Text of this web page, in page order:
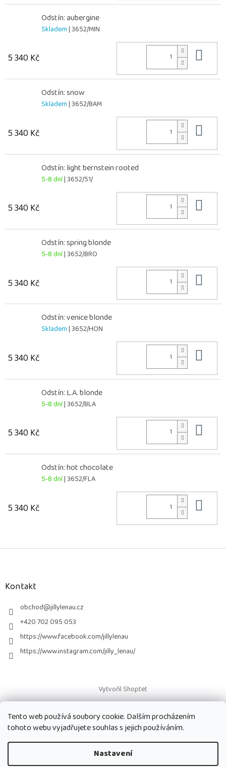
Tento web používá soubory cookie. Dalším procházením
tohoto webu vyjadřujete souhlas s jejich používáním.
Nastavení
Odstín: aubergine
Skladem| 3652/MIN
5 340 Kč
Odstín: snow
Skladem| 3652/BAM
5 340 Kč
Odstín: light bernstein rooted
5-8 dní| 3652/51/
5 340 Kč
Odstín: spring blonde
5-8 dní| 3652/BRO
5 340 Kč
Odstín: venice blonde
Skladem| 3652/HON
5 340 Kč
Odstín: L.A. blonde
5-8 dní| 3652/BLA
5 340 Kč
Odstín: hot chocolate
5-8 dní| 3652/FLA
5 340 Kč
Z
Kontakt
obchod@jillylenau.cz
+420 702 095 053
https://www.facebook.com/jillylenau
https://www.instagram.com/jilly_lenau/
Vytvořil Shoptet
Copyright 2026Paruky Jilly Lenau s.r.o.. Všechna práva vyhrazena.